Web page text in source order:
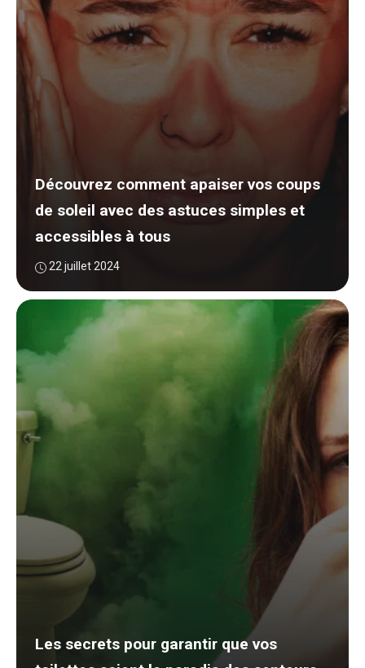
Découvrez comment apaiser vos coups
de soleil avec des astuces simples et
accessibles à tous
22 juillet 2024
Les secrets pour garantir que vos